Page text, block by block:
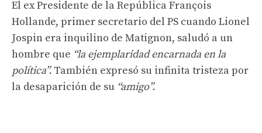
El ex Presidente de la República François
Hollande, primer secretario del PS cuando Lionel
Jospin era inquilino de Matignon, saludó a un
hombre que “la ejemplaridad encarnada en la
política”. También expresó su infinita tristeza por
la desaparición de su “amigo”.